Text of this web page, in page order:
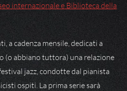
internazionale e Biblioteca della
a cadenza mensile, dedicati a
(o abbiano tuttora) una relazione
jazz, condotte dal pianista
ospiti. La prima serie sarà